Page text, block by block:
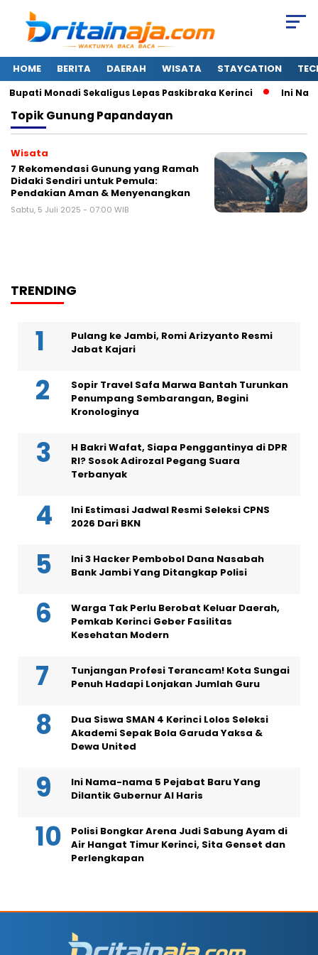
HOME BERITA DAERAH WISATA STAYCATION
Monadi Sekaligus Lepas Paskibraka Kerinci Ini
TopikGunung Papandayan
Wisata
7 Rekomendasi Gunung yang Ramah
Didaki Sendiri untuk Pemula:
Pendakian Aman & Menyenangkan
Sabtu, 5 Juli 2025 - 07:00 WIB
TRENDING
Pulang ke Jambi, Romi Arizyanto Resmi
Jabat Kajari
Sopir Travel Safa Marwa Bantah Turunkan
Penumpang Sembarangan, Begini
Kronologinya
H Bakri Wafat, Siapa Penggantinya di DPR
RI? Sosok Adirozal Pegang Suara
Terbanyak
Ini Estimasi Jadwal Resmi Seleksi CPNS
2026 Dari BKN
Ini 3 Hacker Pembobol Dana Nasabah
Bank Jambi Yang Ditangkap Polisi
Warga Tak Perlu Berobat Keluar Daerah,
Pemkab Kerinci Geber Fasilitas
Kesehatan Modern
Tunjangan Profesi Terancam! Kota Sungai
Penuh Hadapi Lonjakan Jumlah Guru
Dua Siswa SMAN 4 Kerinci Lolos Seleksi
Akademi Sepak Bola Garuda Yaksa &
Dewa United
Ini Nama-nama 5 Pejabat Baru Yang
Dilantik Gubernur Al Haris
Polisi Bongkar Arena Judi Sabung Ayam di
Air Hangat Timur Kerinci, Sita Genset dan
Perlengkapan